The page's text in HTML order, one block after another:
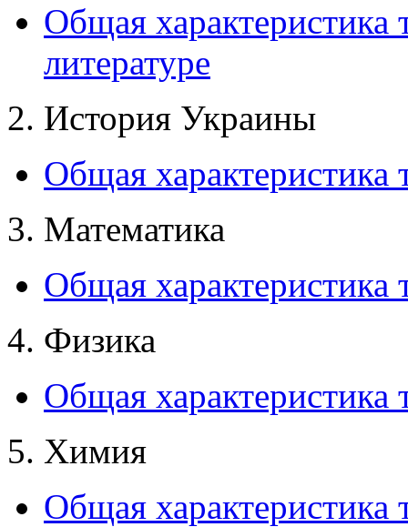
Общая характеристика
литературе
2. История Украины
Общая характеристика
3. Математика
Общая характеристика
4. Физика
Общая характеристика
5. Химия
Общая